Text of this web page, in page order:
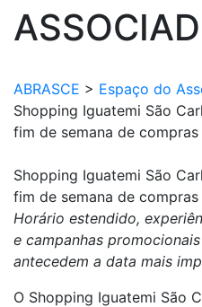
ABRASCE > Espaço do
Shopping Iguatemi São
fim de semana de
Shopping Iguatemi São
fim de semana de
Horário estendido,
e campanhas
antecedem a data mais
O Shopping Iguatemi São